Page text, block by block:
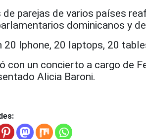
parejas de varios países
dominicanos y
20 Iphone, 20 laptops, 20
con un concierto a cargo de
Alicia Baroni.